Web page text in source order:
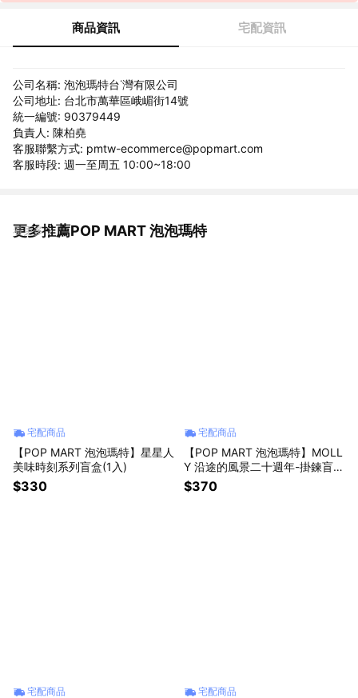
商品資訊 宅配資訊
公司名稱: 泡泡瑪特台˙灣有限公司
公司地址: 台北市萬華區峨嵋街14號
統一編號: 90379449
負責人: 陳柏堯
客服聯繫方式: pmtw-ecommerce@popmart.com
客服時段: 週一至周五 10:00~18:00
更多推薦POP MART 泡泡瑪特
看更多
宅配商品
【POP MART 泡泡瑪特】星星人
美味時刻系列盲盒(1入)
$330
宅配商品
【POP MART 泡泡瑪特】MOLL
Y 沿途的風景二十週年-掛鍊盲盒
(1入)
$370
宅配商品 宅配商品